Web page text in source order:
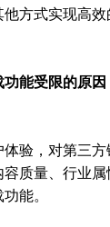
方式实现高效
能受限的原因
验，对第三
质量、行业属
能。